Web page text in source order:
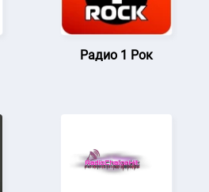
Радио 1 Рок